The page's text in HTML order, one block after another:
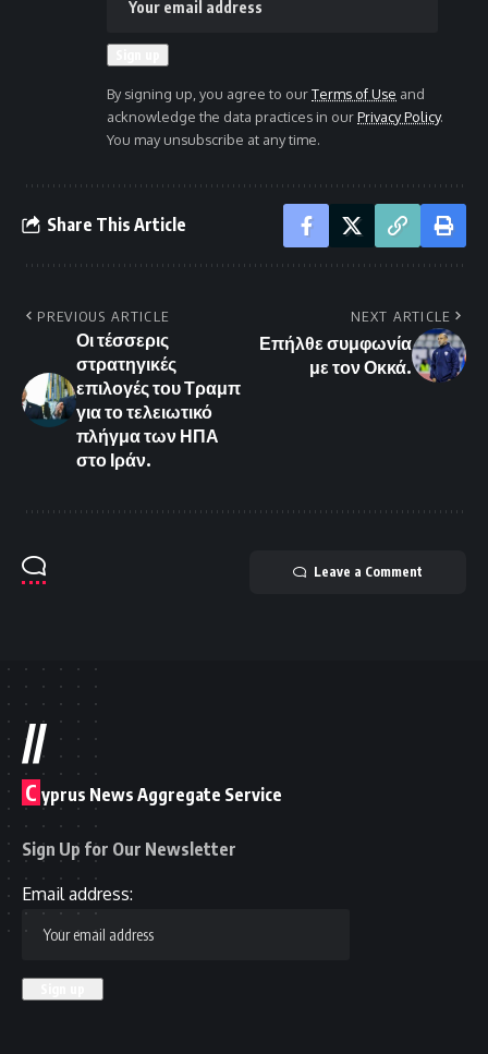
By signing up, you agree to ourTerms of Use and
acknowledge the data practices in ourPrivacy Policy.
You may unsubscribe at any time.
Share This Article
PREVIOUS ARTICLE
Οι τέσσερις
στρατηγικές
επιλογές του Τραμπ
για το τελειωτικό
πλήγμα των ΗΠΑ
στο Ιράν.
NEXT ARTICLE
Επήλθε συμφωνία
με τον Οκκά.
Leave a Comment
//
C yprus News Aggregate Service
Sign Up for Our Newsletter
Email address: